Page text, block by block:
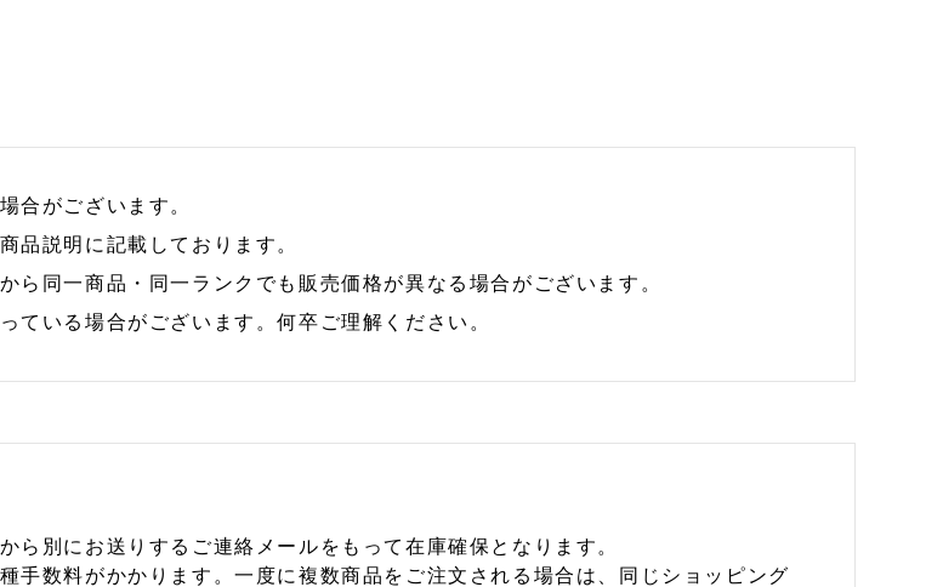
合がございます。
品説明に記載しております。
ら同一商品・同一ランクでも販売価格が異なる場合がございます。
ている場合がございます。何卒ご理解ください。
ら別にお送りするご連絡メールをもって在庫確保となります。
手数料がかかります。一度に複数商品をご注文される場合は、同じショッピング